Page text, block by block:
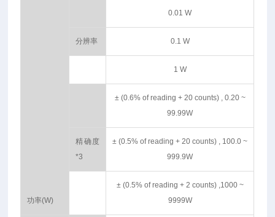
功率(W)
0.01 W
分辨率 0.1 W
1 W
± (0.6% of reading + 20 counts) , 0.20 ~
99.99W
精确度
*3
± (0.5% of reading + 20 counts) , 100.0 ~
999.9W
± (0.5% of reading + 2 counts) ,1000 ~
9999W